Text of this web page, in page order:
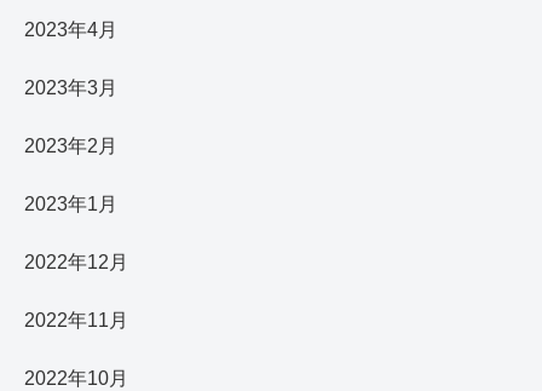
2023年4月
2023年3月
2023年2月
2023年1月
2022年12月
2022年11月
2022年10月